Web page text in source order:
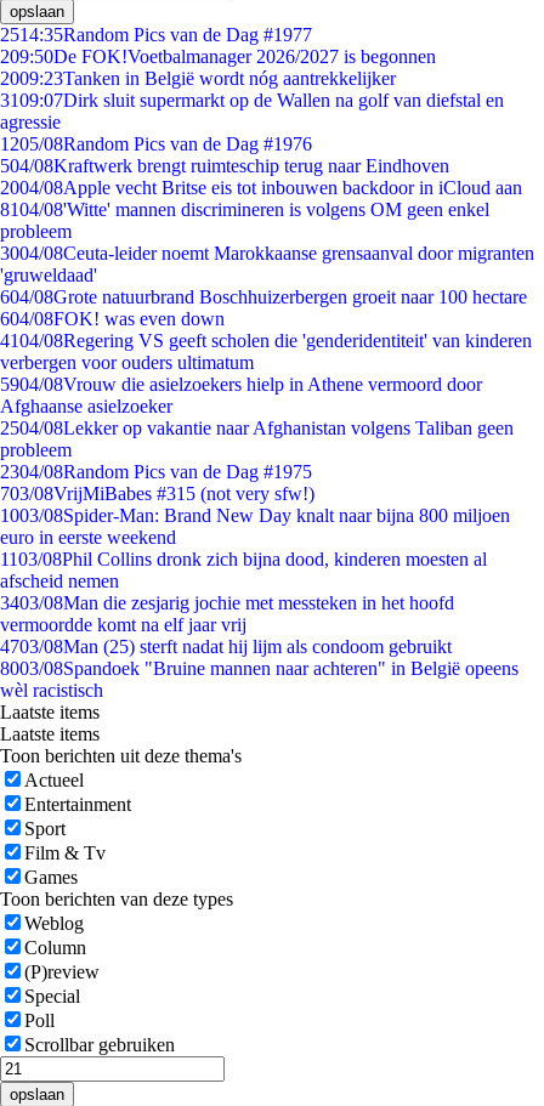
opslaan
2514:35Random Pics van de Dag #1977
209:50De FOK!Voetbalmanager 2026/2027 is begonnen
2009:23Tanken in België wordt nóg aantrekkelijker
3109:07Dirk sluit supermarkt op de Wallen na golf van diefstal en
agressie
1205/08Random Pics van de Dag #1976
504/08Kraftwerk brengt ruimteschip terug naar Eindhoven
2004/08Apple vecht Britse eis tot inbouwen backdoor in iCloud aan
8104/08'Witte' mannen discrimineren is volgens OM geen enkel
probleem
3004/08Ceuta-leider noemt Marokkaanse grensaanval door migranten
'gruweldaad'
604/08Grote natuurbrand Boschhuizerbergen groeit naar 100 hectare
604/08FOK! was even down
4104/08Regering VS geeft scholen die 'genderidentiteit' van kinderen
verbergen voor ouders ultimatum
5904/08Vrouw die asielzoekers hielp in Athene vermoord door
Afghaanse asielzoeker
2504/08Lekker op vakantie naar Afghanistan volgens Taliban geen
probleem
2304/08Random Pics van de Dag #1975
703/08VrijMiBabes #315 (not very sfw!)
1003/08Spider-Man: Brand New Day knalt naar bijna 800 miljoen
euro in eerste weekend
1103/08Phil Collins dronk zich bijna dood, kinderen moesten al
afscheid nemen
3403/08Man die zesjarig jochie met messteken in het hoofd
vermoordde komt na elf jaar vrij
4703/08Man (25) sterft nadat hij lijm als condoom gebruikt
8003/08Spandoek "Bruine mannen naar achteren" in België opeens
wèl racistisch
Laatste items
Laatste items
Toon berichten uit deze thema's
Actueel
Entertainment
Sport
Film & Tv
Games
Toon berichten van deze types
Weblog
Column
(P)review
Special
Poll
Scrollbar gebruiken
opslaan